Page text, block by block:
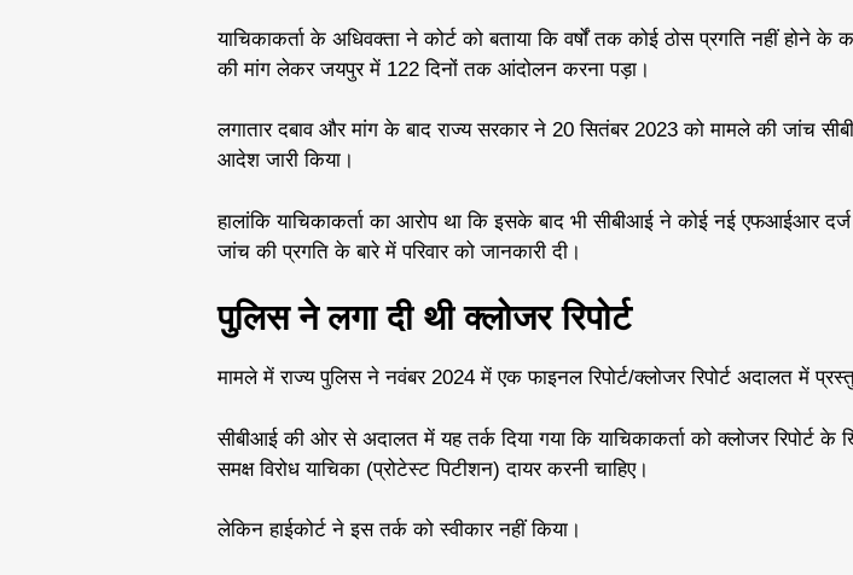
याचिकाकर्ता के अधिवक्ता ने कोर्ट को बताया कि वर्षों तक कोई ठोस प्रगति नहीं होने के
की मांग लेकर जयपुर में 122 दिनों तक आंदोलन करना पड़ा।
लगातार दबाव और मांग के बाद राज्य सरकार ने 20 सितंबर 2023 को मामले की जांच
आदेश जारी किया।
हालांकि याचिकाकर्ता का आरोप था कि इसके बाद भी सीबीआई ने कोई नई एफआईआर
जांच की प्रगति के बारे में परिवार को जानकारी दी।
पुलिस ने लगा दी थी क्लोजर रिपोर्ट
मामले में राज्य पुलिस ने नवंबर 2024 में एक फाइनल रिपोर्ट/क्लोजर रिपोर्ट अदालत में
सीबीआई की ओर से अदालत में यह तर्क दिया गया कि याचिकाकर्ता को क्लोजर रिपोर्ट
समक्ष विरोध याचिका (प्रोटेस्ट पिटीशन) दायर करनी चाहिए।
लेकिन हाईकोर्ट ने इस तर्क को स्वीकार नहीं किया।